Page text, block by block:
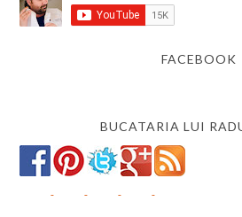
FACEBOOK
BUCATARIA LUI